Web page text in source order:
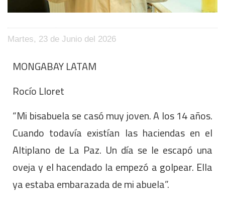
Martes, 23 de Junio del 2026
MONGABAY LATAM
Rocío Lloret
“Mi bisabuela se casó muy joven. A los 14 años.
Cuando todavía existían las haciendas en el
Altiplano de La Paz. Un día se le escapó una
oveja y el hacendado la empezó a golpear. Ella
ya estaba embarazada de mi abuela”.